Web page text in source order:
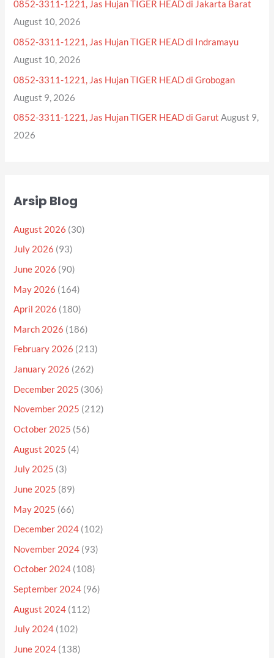
0852-3311-1221, Jas Hujan TIGER HEAD di Jakarta Barat
August 10, 2026
0852-3311-1221, Jas Hujan TIGER HEAD di Indramayu
August 10, 2026
0852-3311-1221, Jas Hujan TIGER HEAD di Grobogan
August 9, 2026
0852-3311-1221, Jas Hujan TIGER HEAD di Garut August 9,
2026
Arsip Blog
August 2026 (30)
July 2026 (93)
June 2026 (90)
May 2026 (164)
April 2026 (180)
March 2026 (186)
February 2026 (213)
January 2026 (262)
December 2025 (306)
November 2025 (212)
October 2025 (56)
August 2025 (4)
July 2025 (3)
June 2025 (89)
May 2025 (66)
December 2024 (102)
November 2024 (93)
October 2024 (108)
September 2024 (96)
August 2024 (112)
July 2024 (102)
June 2024 (138)